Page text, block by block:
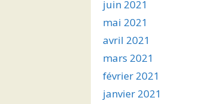
juin 2021
mai 2021
avril 2021
mars 2021
février 2021
janvier 2021